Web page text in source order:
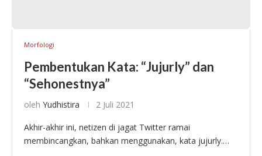
Morfologi
Pembentukan Kata: “Jujurly” dan
“Sehonestnya”
oleh Yudhistira 2 Juli 2021
Akhir-akhir ini, netizen di jagat Twitter ramai
membincangkan, bahkan menggunakan, kata jujurly.